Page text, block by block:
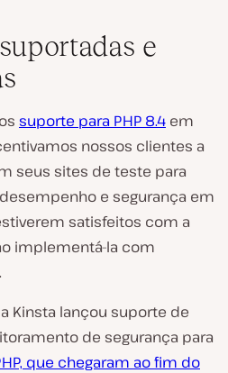
e
suporte para PHP 8.4 em
nossos clientes a
seus sites de teste para
e segurança em
satisfeitos com a
implementá-la com
Kinsta lançou suporte de
de segurança para
que chegaram ao fim do